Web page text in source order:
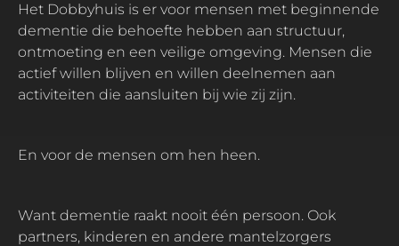
Het Dobbyhuis is er voor mensen met beginnende
dementie die behoefte hebben aan structuur,
ontmoeting en een veilige omgeving. Mensen die
actief willen blijven en willen deelnemen aan
activiteiten die aansluiten bij wie zij zijn.
En voor de mensen om hen heen.
Want dementie raakt nooit één persoon. Ook
partners, kinderen en andere mantelzorgers